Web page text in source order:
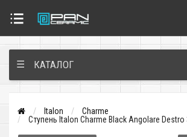
☰ КАТАЛОГ
Italon
Charme
Ступень Italon Charme Black Angolare